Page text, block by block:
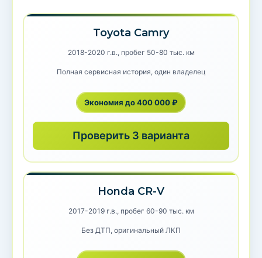
Toyota Camry
2018-2020 г.в., пробег 50-80 тыс. км
Полная сервисная история, один владелец
Экономия до 400 000 ₽
Проверить 3 варианта
Honda CR-V
2017-2019 г.в., пробег 60-90 тыс. км
Без ДТП, оригинальный ЛКП